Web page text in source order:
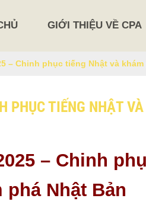
GIỚI THIỆU VỀ CPA
– Chinh phục tiếng Nhật và
PHỤC TIẾNG NHẬT
– Chinh
phá Nhật Bản